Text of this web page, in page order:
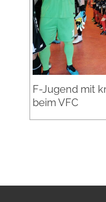
F-Jugend mit
beim VFC